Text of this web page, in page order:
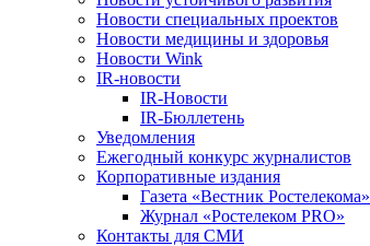
Новости специальных проектов
Новости медицины и здоровья
Новости Wink
IR-новости
IR-Новости
IR-Бюллетень
Уведомления
Ежегодный конкурс журналистов
Корпоративные издания
Газета «Вестник Ростелекома»
Журнал «Ростелеком PRO»
Контакты для СМИ